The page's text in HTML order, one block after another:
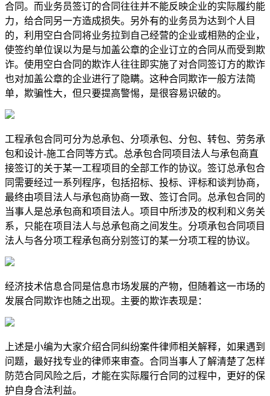
合同。而业务员签订的合同往往并不能反映企业的实际履约能
力，给合同另一方造成损失。另外有的业务员为达到个人目
的，利用空白合同将业务拉到自己经营的企业或相熟的企业，
使签约单位误以为是与加盖公章的企业订立的合同从而受到欺
诈。使用空白合同的欺诈人往往即实施了对合同签订方的欺诈
也对加盖公章的企业进行了隐瞒。这种合同欺诈一般方法简
单，欺骗性大，但只要提高警惕，是很容易识破的。
工程承包合同可分为总承包、分项承包、分包、转包、劳务承
包和设计-施工合同等方式。总承包合同项目法人与承包商直
接签订的关于某一工程项目的全部工作的协议。签订总承包合
同需要经过一系列程序，包括招标、投标、评标和谈判协商，
最终由项目法人与承包商协商一致、签订合同。总承包合同的
当事人是总承包商和项目法人。项目中所涉及的权利和义务关
系，只能在项目法人与总承包商之间发生。分项承包合同项目
法人与各分项工程承包商分别签订的某一分项工程的协议。
经济技术信息合同是信息市场发展的产物，但随着这一市场的
发展合同欺诈也随之出现。主要的欺诈表现是：
上述是小编为大家介绍合同纠纷案件律师相关解释，如果遇到
问题，最好找专业的律师来审查。合同当事人了解清楚了怎样
防范合同风险之后，才能在实际履行合同的过程中，更好的保
护自身合法利益。